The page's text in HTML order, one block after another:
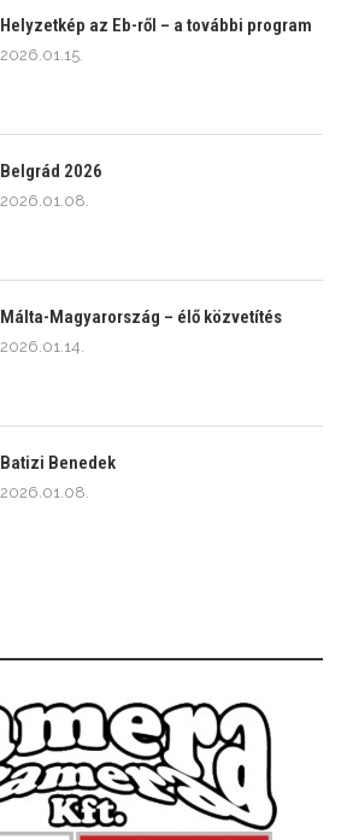
Helyzetkép az Eb-ről – a további program
2026.01.15.
Belgrád 2026
2026.01.08.
Málta-Magyarország – élő közvetítés
2026.01.14.
Batizi Benedek
2026.01.08.